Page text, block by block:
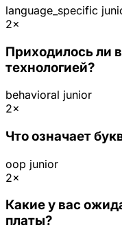
language_specific
2×
Приходилось ли
технологией?
behavioral junior
2×
Что означает
oop junior
2×
Какие у вас
платы?